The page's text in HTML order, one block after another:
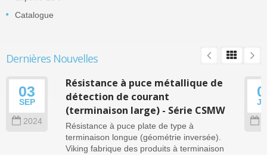
Catalogue
Dernières Nouvelles
03
SEP
2024
Résistance à puce métallique de
détection de courant
(terminaison large) - Série CSMW
Résistance à puce plate de type à
terminaison longue (géométrie inversée).
Viking fabrique des produits à terminaison